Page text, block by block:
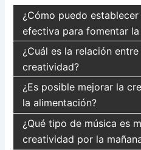
¿Cómo puedo
efectiva para fomentar
¿Cuál es la relación
creatividad?
¿Es posible mejorar la
la alimentación?
¿Qué tipo de música es
creatividad por la